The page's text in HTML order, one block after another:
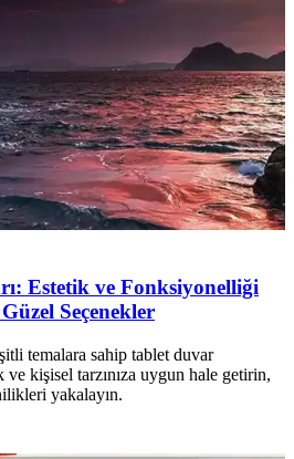
Estetik ve Fonksiyonelliği
Seçenekler
temalara sahip tablet duvar
ve kişisel tarzınıza uygun hale getirin,
yakalayın.